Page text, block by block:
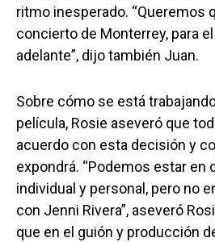
ritmo inesperado. “Queremos
concierto de Monterrey, para
adelante”, dijo también Juan.
Sobre cómo se está
película, Rosie aseveró que
acuerdo con esta decisión y
expondrá. “Podemos estar en
individual y personal, pero no
con Jenni Rivera”, aseveró
que en el guión y producción